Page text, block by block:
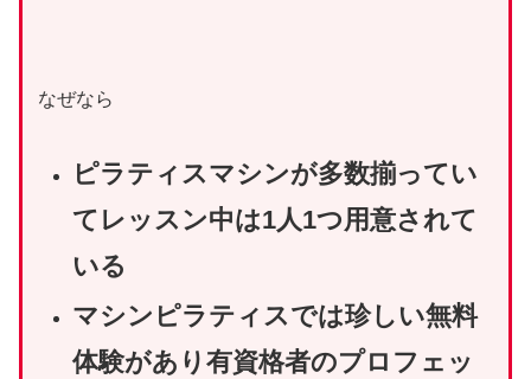
なぜなら
ピラティスマシンが多数揃ってい
てレッスン中は1人1つ用意されて
いる
マシンピラティスでは珍しい無料
体験があり有資格者のプロフェッ